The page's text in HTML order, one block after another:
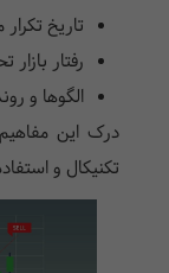
تاریخ
رفتار
الگوها و
درک این
تکنیکال و